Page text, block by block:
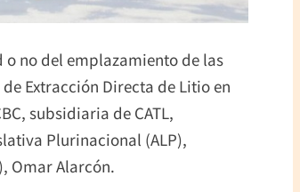
no del emplazamiento de las
Extracción Directa de Litio en
subsidiaria de CATL,
Plurinacional (ALP),
Omar Alarcón.